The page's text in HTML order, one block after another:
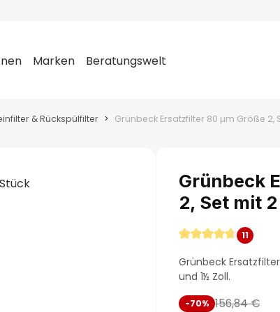
Marken Beratungswelt
& Rückspülfilter
Grünbeck
2, Set mit
Durchschnittliche
11
Grünbeck
und 1½ Zoll.
-70% 156,84 €